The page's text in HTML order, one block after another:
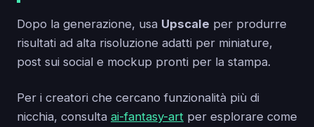
Dopo la generazione, usa Upscale per produrre
risultati ad alta risoluzione adatti per miniature,
post sui social e mockup pronti per la stampa.
Per i creatori che cercano funzionalità più di
nicchia, consulta ai-fantasy-art per esplorare come